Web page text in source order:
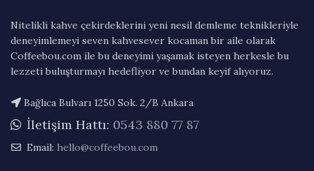
Nitelikli kahve çekirdeklerini yeni nesil demleme teknikleriyle
deneyimlemeyi seven kahvesever kocaman bir aile olarak
Coffeebou.com ile bu deneyimi yaşamak isteyen herkesle bu
lezzeti buluşturmayı hedefliyor ve bundan keyif alıyoruz.
Bağlıca Bulvarı 1250 Sok. 2/B Ankara
İletişim Hattı: 0543 880 77 87
Email: hello@coffeebou.com